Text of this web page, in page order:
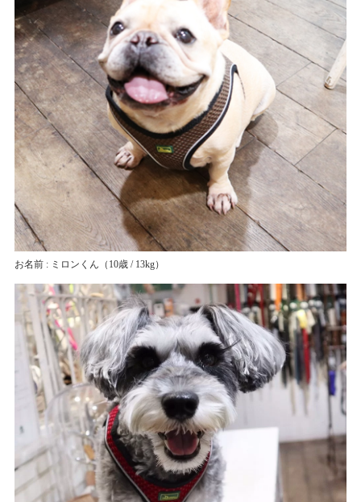
お名前 : ミロンくん （10歳 / 13kg）